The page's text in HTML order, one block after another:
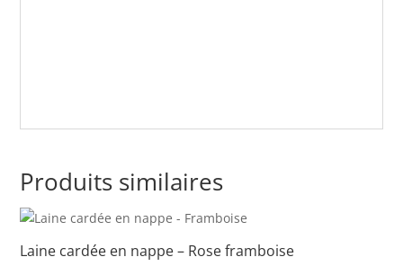
Produits similaires
Laine cardée en nappe – Rose framboise